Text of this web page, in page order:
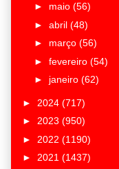
► maio (56)
► abril (48)
► março (56)
► fevereiro (54)
► janeiro (62)
► 2024 (717)
► 2023 (950)
► 2022 (1190)
► 2021 (1437)